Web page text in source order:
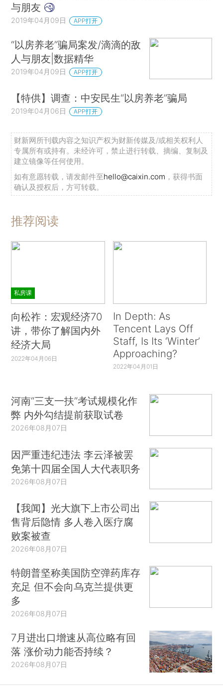
与朋友
2019年04月09日 APP打开
“以房养老”骗局案发/滴滴的敌
人与朋友|数据精华
2019年04月09日 APP打开
【特供】调查：中安民生“以房养老”骗局
2019年04月06日 APP打开
财新网所刊载内容之知识产权为财新传媒及/或相关权利人
专属所有或持有。未经许可，禁止进行转载、摘编、复制及
建立镜像等任何使用。
如有意愿转载，请发邮件至hello@caixin.com ，获得书面
确认及授权后，方可转载。
推荐阅读
私房课
向松祚：宏观经济70
讲，带你了解国内外
经济大局
2022年04月06日
In Depth: As
Tencent Lays Off
Staff, Is Its ‘Winter’
Approaching?
2022年04月01日
河南“三支一扶”考试规模化作
弊 内外勾结提前获取试卷
2026年08月07日
因严重违纪违法 李云泽被罢
免第十四届全国人大代表职务
2026年08月07日
【我闻】光大旗下上市公司出
售背后隐情 多人卷入医疗腐
败案被查
2026年08月07日
特朗普坚称美国防空弹药库存
充足 但不会向乌克兰提供更
多
2026年08月07日
7月进出口增速从高位略有回
落 涨价动力能否持续？
2026年08月07日